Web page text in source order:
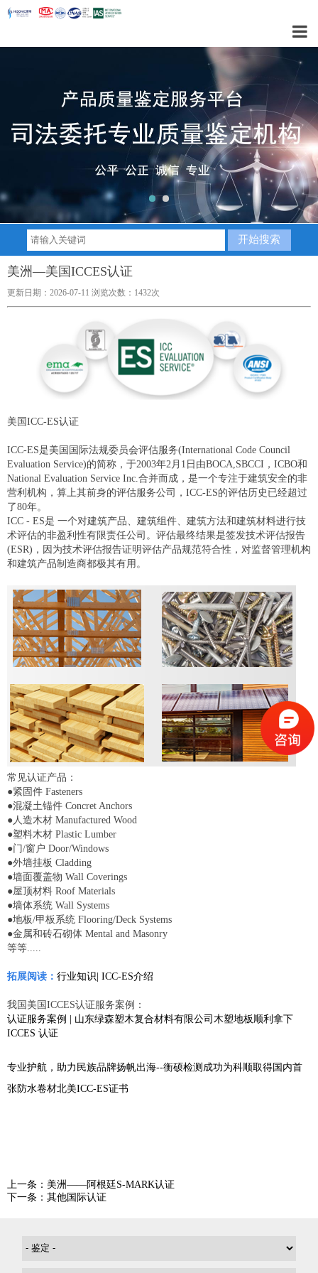
美洲—美国ICCES认证
更新日期：2026-07-11 浏览次数：1432次
美国ICC-ES认证
ICC-ES是美国国际法规委员会评估服务(International Code Council
Evaluation Service)的简称，于2003年2月1日由BOCA,SBCCI，ICBO和
National Evaluation Service Inc.合并而成，是一个专注于建筑安全的非
营利机构，算上其前身的评估服务公司，ICC-ES的评估历史已经超过
了80年。
ICC - ES是 一个对建筑产品、建筑组件、建筑方法和建筑材料进行技
术评估的非盈利性有限责任公司。评估最终结果是签发技术评估报告
(ESR)，因为技术评估报告证明评估产品规范符合性，对监督管理机构
和建筑产品制造商都极其有用。
常见认证产品：
●紧固件 Fasteners
●混凝土锚件 Concret Anchors
●人造木材 Manufactured Wood
●塑料木材 Plastic Lumber
●门/窗户 Door/Windows
●外墙挂板 Cladding
●墙面覆盖物 Wall Coverings
●屋顶材料 Roof Materials
●墙体系统 Wall Systems
●地板/甲板系统 Flooring/Deck Systems
●金属和砖石砌体 Mental and Masonry
等等.....
拓展阅读： 行业知识| ICC-ES介绍
我国美国ICCES认证服务案例：
认证服务案例 | 山东绿森塑木复合材料有限公司木塑地板顺利拿下
ICCES 认证
专业护航，助力民族品牌扬帆出海--衡硕检测成功为科顺取得国内首
张防水卷材北美ICC-ES证书
上一条：美洲——阿根廷S-MARK认证
下一条：其他国际认证